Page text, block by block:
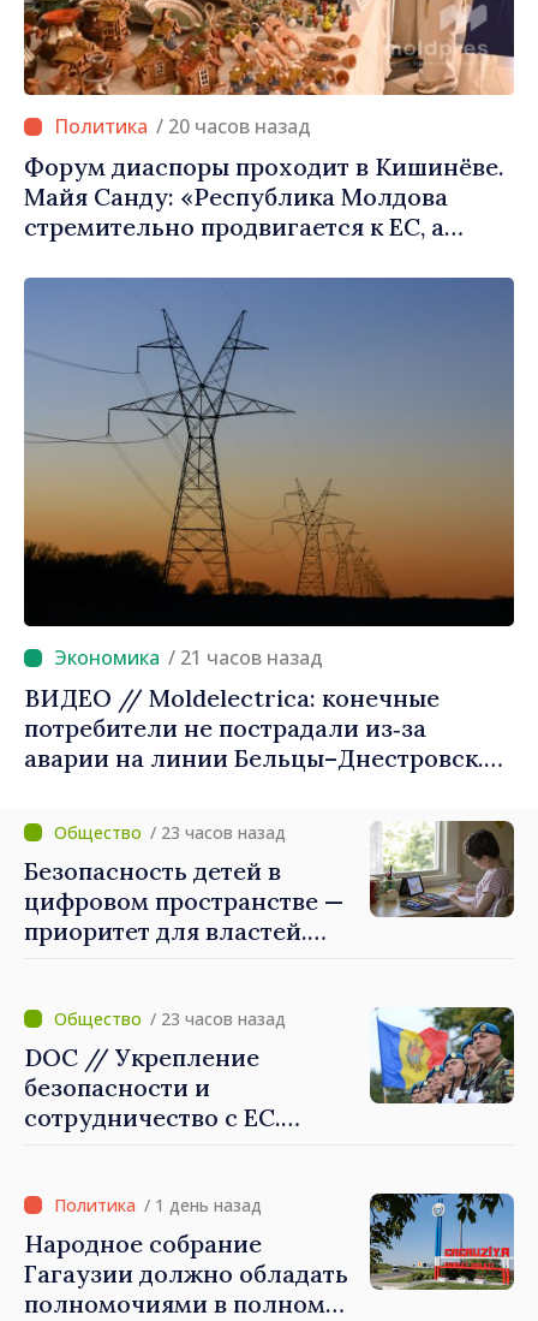
/ 20 часов назад
Форум диаспоры проходит в Кишинёве.
Майя Санду: «Республика Молдова
стремительно продвигается к ЕС, а
продвижении и поддержке этого пути»
/ 21 часов назад
ВИДЕО // Moldelectrica: конечные
потребители не пострадали из‑за
аварии на линии Бельцы–Днестровск.
приоритетном режиме
/ 23 часов назад
Безопасность детей в
цифровом пространстве —
приоритет для властей.
которые будут их
защищать»
/ 23 часов назад
DOC // Укрепление
безопасности и
сотрудничество с ЕС.
обороны на 2024–2034 годы
опубликована в Monitorul
Oficial
/ 1 день назад
Народное собрание
Гагаузии должно обладать
полномочиями в полном